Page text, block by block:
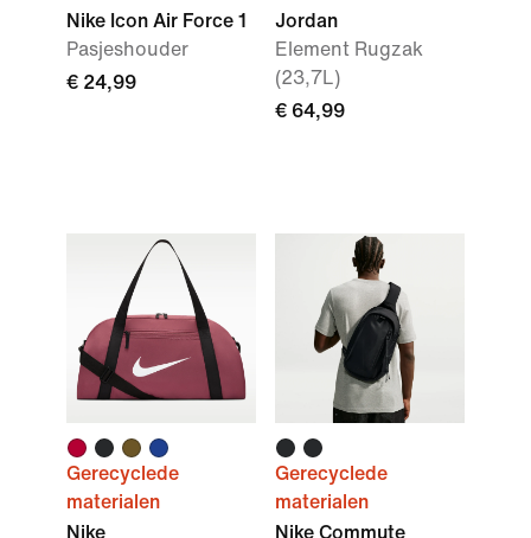
Nike Icon Air Force 1
Pasjeshouder
€ 24,99
Jordan
Element Rugzak
(23,7L)
€ 64,99
Gerecyclede
materialen
Nike
Gerecyclede
materialen
Nike Commute